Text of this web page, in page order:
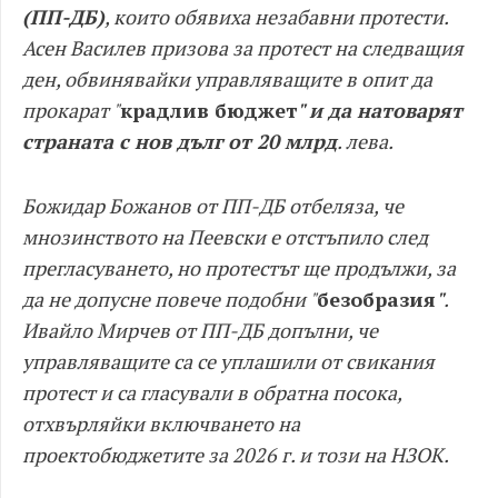
(ПП-ДБ), които обявиха незабавни протести.
Асен Василев призова за протест на следващия
ден, обвинявайки управляващите в опит да
прокарат "крадлив бюджет" и да натоварят
страната с нов дълг от 20 млрд. лева.
Божидар Божанов от ПП-ДБ отбеляза, че
мнозинството на Пеевски е отстъпило след
прегласуването, но протестът ще продължи, за
да не допусне повече подобни "безобразия ".
Ивайло Мирчев от ПП-ДБ допълни, че
управляващите са се уплашили от свикания
протест и са гласували в обратна посока,
отхвърляйки включването на
проектобюджетите за 2026 г. и този на НЗОК.